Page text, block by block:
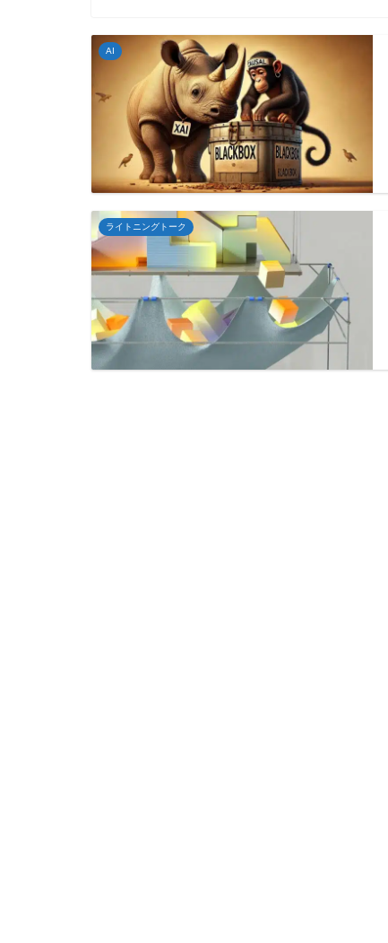
AI
ライトニングトーク